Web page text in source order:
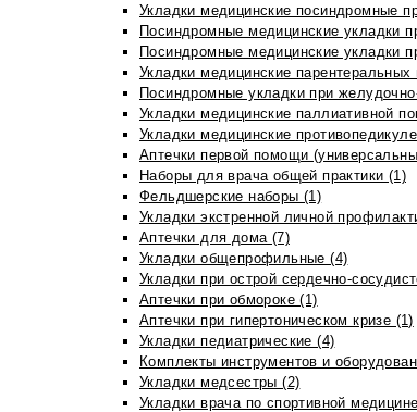
Укладки медицинские посиндромные
Посиндромные медицинские укладки
Посиндромные медицинские укладки
Укладки медицинские
Посиндромные укладки при
Укладки медицинские паллиативной
Укладки медицинские
Аптечки первой помощи
Наборы для врача общей практики (1)
Фельдшерские наборы (1)
Укладки экстренной личной
Аптечки для дома (7)
Укладки общепрофильные (4)
Укладки при острой сердечно-
Аптечки при обмороке (1)
Аптечки при гипертоническом кризе (1)
Укладки педиатрические (4)
Комплекты инструментов и
Укладки медсестры (2)
Укладки врача по спортивной